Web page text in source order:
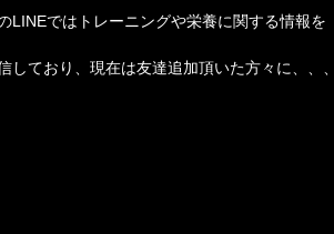
LINEではトレーニングや栄養に関する情報を
しており、現在は友達追加頂いた方々に、、、